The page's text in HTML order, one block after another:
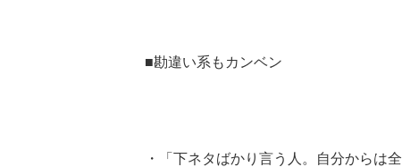
■勘違い系もカンベン
・「下ネタばかり言う人。自分からは